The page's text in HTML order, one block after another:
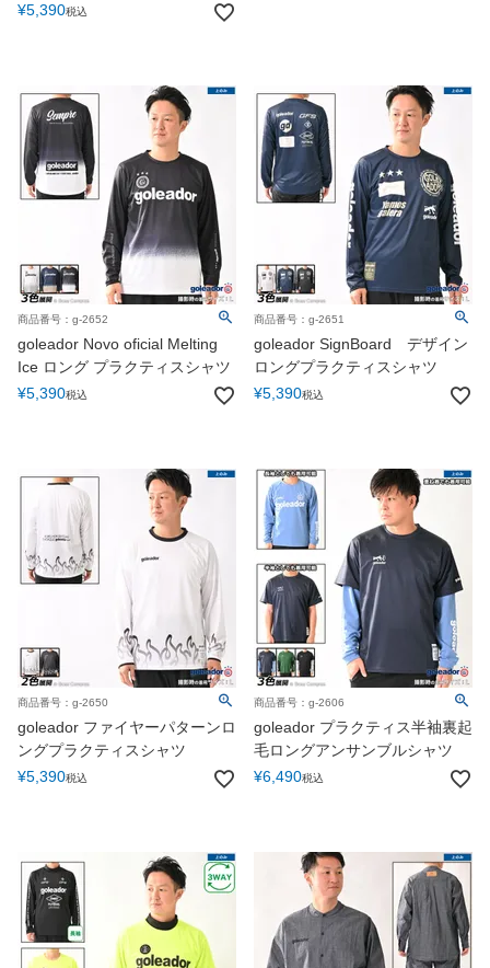
¥5,390税込
商品番号：g-2652
goleador Novo oficial Melting
Ice ロング プラクティスシャツ
¥5,390税込
商品番号：g-2651
goleador SignBoard デザイン
ロングプラクティスシャツ
¥5,390税込
商品番号：g-2650
goleador ファイヤーパターンロ
ングプラクティスシャツ
¥5,390税込
商品番号：g-2606
goleador プラクティス半袖裏起
毛ロングアンサンブルシャツ
¥6,490税込